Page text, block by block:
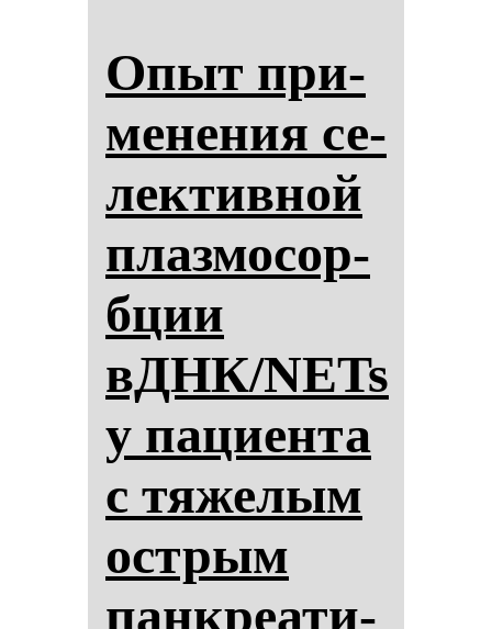
Опыт при­
ме­не­ния се­
лек­тив­ной
плаз­мо­сор­
бции
вДНК/NETs
у па­ци­ен­та
с тя­же­лым
ос­трым
пан­кре­ати­